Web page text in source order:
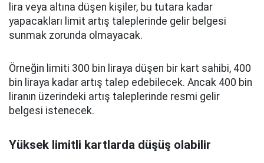
lira veya altına düşen kişiler, bu tutara kadar
yapacakları limit artış taleplerinde gelir belgesi
sunmak zorunda olmayacak.
Örneğin limiti 300 bin liraya düşen bir kart sahibi, 400
bin liraya kadar artış talep edebilecek. Ancak 400 bin
liranın üzerindeki artış taleplerinde resmi gelir
belgesi istenecek.
Yüksek limitli kartlarda düşüş olabilir